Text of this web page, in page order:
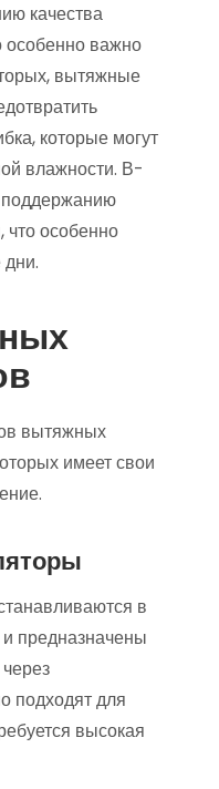
качества
особенно важно
вытяжные
которые могут
влажности. В-
поддержанию
что особенно
вытяжных
имеет свои
в
предназначены
подходят для
высокая